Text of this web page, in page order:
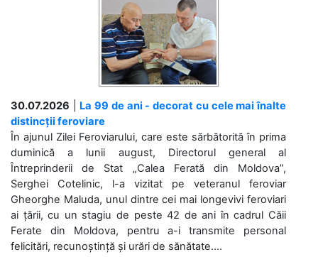
30.07.2026
La 99 de ani - decorat cu cele mai înalte
distincții feroviare
În ajunul Zilei Feroviarului, care este sărbătorită în prima
duminică a lunii august, Directorul general al
Întreprinderii de Stat „Calea Ferată din Moldova”,
Serghei Cotelinic, l-a vizitat pe veteranul feroviar
Gheorghe Maluda, unul dintre cei mai longevivi feroviari
ai țării, cu un stagiu de peste 42 de ani în cadrul Căii
Ferate din Moldova, pentru a-i transmite personal
felicitări, recunoștință și urări de sănătate....